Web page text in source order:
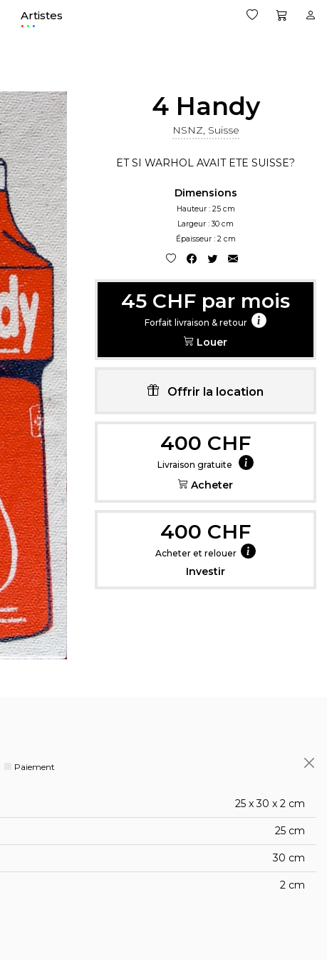
Artistes
.
Cliquez içi
4 Handy
NSNZ, Suisse
ET SI WARHOL AVAIT ETE SUISSE?
Dimensions
Hauteur : 25 cm
Largeur : 30 cm
Épaisseur : 2 cm
45 CHF par mois
Forfait livraison & retour
Louer
Offrir la location
400 CHF
Livraison gratuite
Acheter
400 CHF
Acheter et relouer
Investir
Paiement
25 x 30 x 2 cm
25 cm
30 cm
2 cm